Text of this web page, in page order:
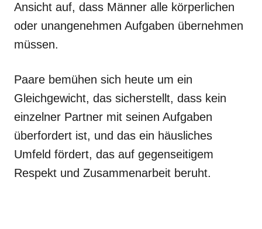
Ansicht auf, dass Männer alle körperlichen
oder unangenehmen Aufgaben übernehmen
müssen.
Paare bemühen sich heute um ein
Gleichgewicht, das sicherstellt, dass kein
einzelner Partner mit seinen Aufgaben
überfordert ist, und das ein häusliches
Umfeld fördert, das auf gegenseitigem
Respekt und Zusammenarbeit beruht.